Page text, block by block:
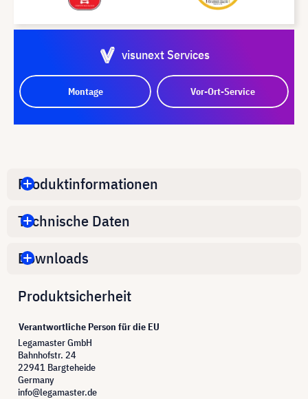
visunext Services
Montage Vor-Ort-Service
Produktinformationen
Technische Daten
Downloads
Produktsicherheit
Verantwortliche Person für die EU
Legamaster GmbH
Bahnhofstr. 24
22941 Bargteheide
Germany
info@legamaster.de